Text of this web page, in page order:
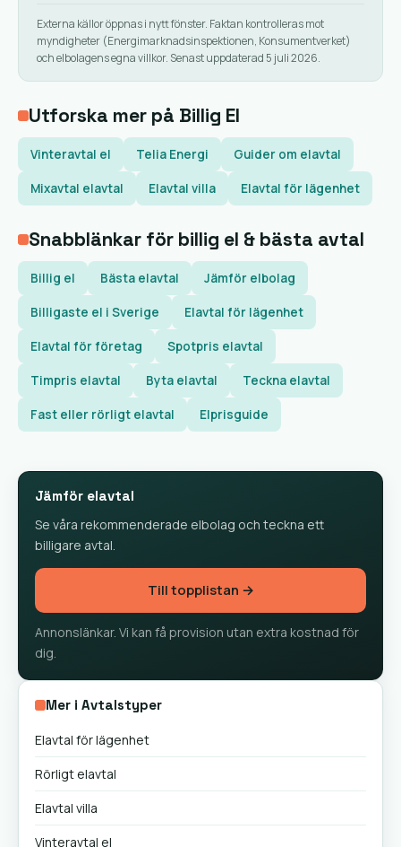
Externa källor öppnas i nytt fönster. Faktan kontrolleras mot
myndigheter (Energimarknadsinspektionen, Konsumentverket)
och elbolagens egna villkor. Senast uppdaterad 5 juli 2026.
Utforska mer på Billig El
Vinteravtal el Telia Energi Guider om elavtal
Mixavtal elavtal Elavtal villa Elavtal för lägenhet
Snabblänkar för billig el & bästa avtal
Billig el Bästa elavtal Jämför elbolag
Billigaste el i Sverige Elavtal för lägenhet
Elavtal för företag Spotpris elavtal
Timpris elavtal Byta elavtal Teckna elavtal
Fast eller rörligt elavtal Elprisguide
Jämför elavtal
Se våra rekommenderade elbolag och teckna ett
billigare avtal.
Till topplistan →
Annonslänkar. Vi kan få provision utan extra kostnad för
dig.
Mer i Avtalstyper
Elavtal för lägenhet
Rörligt elavtal
Elavtal villa
Vinteravtal el